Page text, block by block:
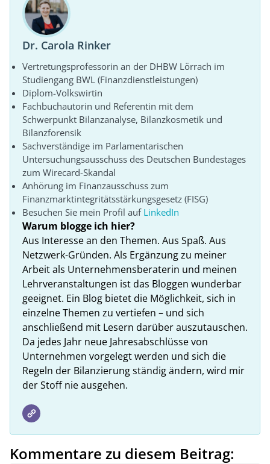
Dr. Carola Rinker
Vertretungsprofessorin an der DHBW Lörrach im
Studiengang BWL (Finanzdienstleistungen)
Diplom-Volkswirtin
Fachbuchautorin und Referentin mit dem
Schwerpunkt Bilanzanalyse, Bilanzkosmetik und
Bilanzforensik
Sachverständige im Parlamentarischen
Untersuchungsausschuss des Deutschen Bundestages
zum Wirecard-Skandal
Anhörung im Finanzausschuss zum
Finanzmarktintegritätsstärkungsgesetz (FISG)
Besuchen Sie mein Profil auf LinkedIn
Warum blogge ich hier?
Aus Interesse an den Themen. Aus Spaß. Aus
Netzwerk-Gründen. Als Ergänzung zu meiner
Arbeit als Unternehmensberaterin und meinen
Lehrveranstaltungen ist das Bloggen wunderbar
geeignet. Ein Blog bietet die Möglichkeit, sich in
einzelne Themen zu vertiefen – und sich
anschließend mit Lesern darüber auszutauschen.
Da jedes Jahr neue Jahresabschlüsse von
Unternehmen vorgelegt werden und sich die
Regeln der Bilanzierung ständig ändern, wird mir
der Stoff nie ausgehen.
Kommentare zu diesem Beitrag: